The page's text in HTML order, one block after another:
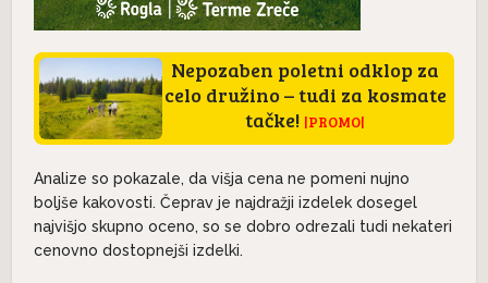
Nepozaben poletni odklop za
celo družino – tudi za kosmate
tačke! |PROMO|
Analize so pokazale, da višja cena ne pomeni nujno
boljše kakovosti. Čeprav je najdražji izdelek dosegel
najvišjo skupno oceno, so se dobro odrezali tudi nekateri
cenovno dostopnejši izdelki.